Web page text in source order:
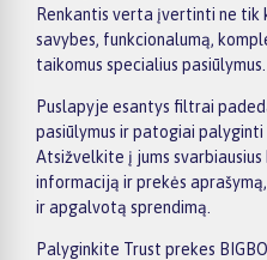
Renkantis verta įvertinti ne tik
savybes, funkcionalumą,
taikomus specialius pasiūlymus.
Puslapyje esantys filtrai
pasiūlymus ir patogiai
Atsižvelkite į jums
informaciją ir prekės
ir apgalvotą sprendimą.
Palyginkite Trust prekes